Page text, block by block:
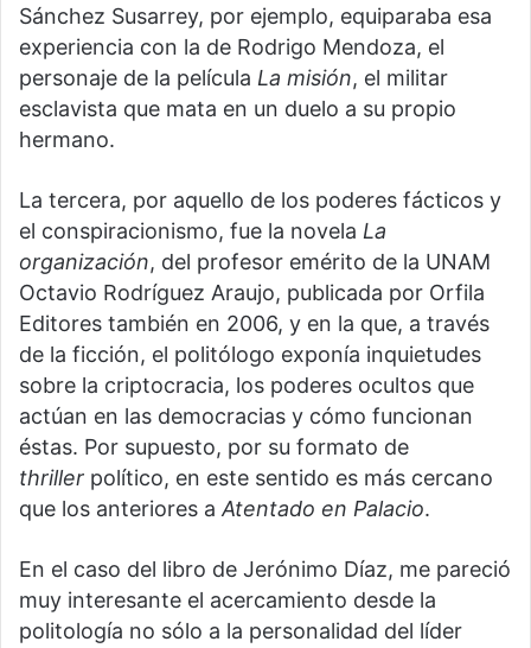
Sánchez Susarrey, por ejemplo, equiparaba esa
experiencia con la de Rodrigo Mendoza, el
personaje de la película La misión, el militar
esclavista que mata en un duelo a su propio
hermano.
La tercera, por aquello de los poderes fácticos y
el conspiracionismo, fue la novela La
organización, del profesor emérito de la UNAM
Octavio Rodríguez Araujo, publicada por Orfila
Editores también en 2006, y en la que, a través
de la ficción, el politólogo exponía inquietudes
sobre la criptocracia, los poderes ocultos que
actúan en las democracias y cómo funcionan
éstas. Por supuesto, por su formato de
thriller político, en este sentido es más cercano
que los anteriores aAtentado en Palacio.
En el caso del libro de Jerónimo Díaz, me pareció
muy interesante el acercamiento desde la
politología no sólo a la personalidad del líder